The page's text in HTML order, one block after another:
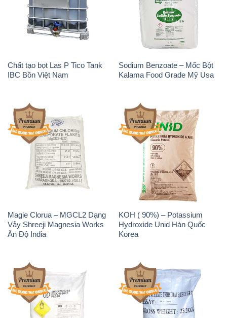
Chất tạo bọt Las P Tico Tank
IBC Bồn Việt Nam
Sodium Benzoate – Mốc Bột
Kalama Food Grade Mỹ Usa
Magie Clorua – MGCL2 Dạng
Vảy Shreeji Magnesia Works
Ấn Độ India
KOH ( 90%) – Potassium
Hydroxide Unid Hàn Quốc
Korea